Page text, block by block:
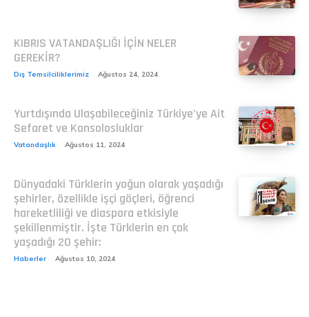
KIBRIS VATANDAŞLIĞI İÇİN NELER
GEREKİR?
Dış Temsilciliklerimiz Ağustos 24, 2024
Yurtdışında Ulaşabileceğiniz Türkiye’ye Ait
Sefaret ve Konsolosluklar
Vatandaşlık Ağustos 11, 2024
Dünyadaki Türklerin yoğun olarak yaşadığı
şehirler, özellikle işçi göçleri, öğrenci
hareketliliği ve diaspora etkisiyle
şekillenmiştir. İşte Türklerin en çok
yaşadığı 20 şehir:
Haberler Ağustos 10, 2024